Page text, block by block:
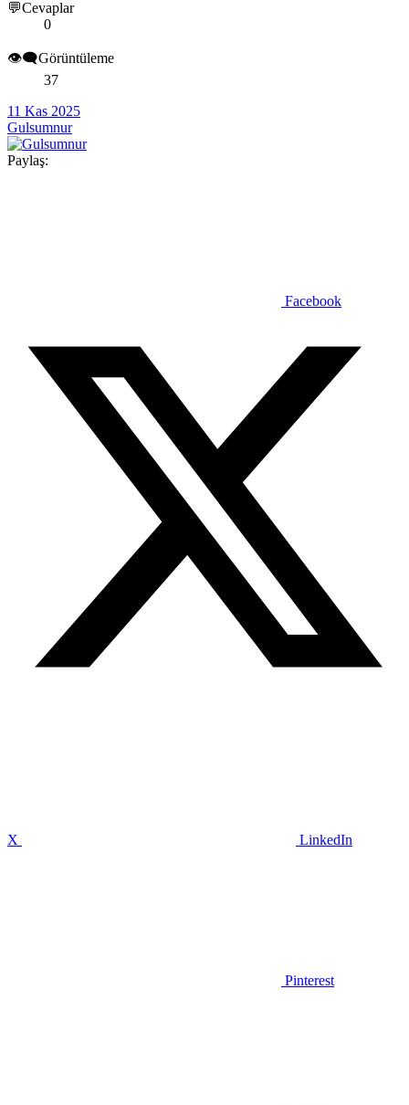
💬Cevaplar
0
👁️‍🗨️Görüntüleme
37
11 Kas 2025
Gulsumnur
Paylaş:
Facebook
X LinkedIn
Pinterest